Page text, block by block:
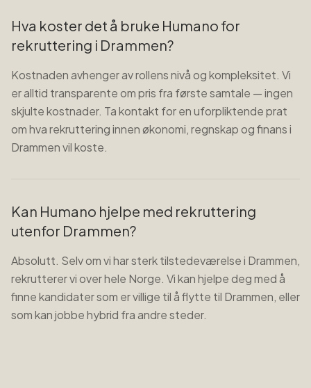
Hva koster det å bruke Humano for
rekruttering i Drammen?
Kostnaden avhenger av rollens nivå og kompleksitet. Vi
er alltid transparente om pris fra første samtale — ingen
skjulte kostnader. Ta kontakt for en uforpliktende prat
om hva rekruttering innen økonomi, regnskap og finans i
Drammen vil koste.
Kan Humano hjelpe med rekruttering
utenfor Drammen?
Absolutt. Selv om vi har sterk tilstedeværelse i Drammen,
rekrutterer vi over hele Norge. Vi kan hjelpe deg med å
finne kandidater som er villige til å flytte til Drammen, eller
som kan jobbe hybrid fra andre steder.